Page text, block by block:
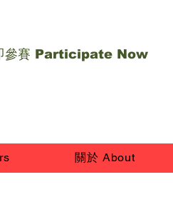
參賽 Participate Now
關於 About